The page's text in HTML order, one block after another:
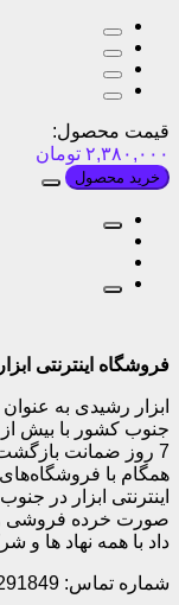
قیمت محصول:
۲,۳۸۰,۰۰۰ تومان
خرید محصول
فروشگاه اینترنتی
ابزار رشیدی به
جنوب کشور با بیش از
7 روز ضمانت
همگام با
اینترنتی ابزار در
صورت خرده فروشی و
داد با همه نهاد ها و
شماره تماس: 07734291849